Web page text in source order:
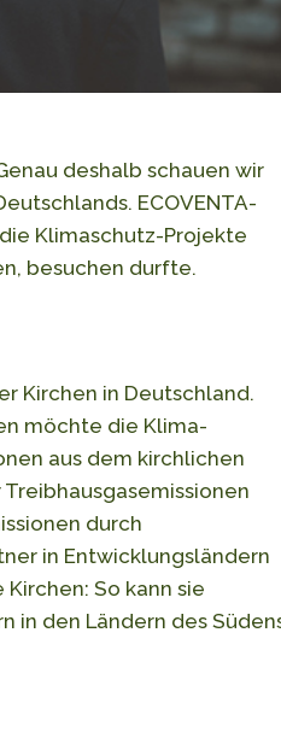
deshalb schauen wir
ECOVENTA-
Klimaschutz-Projekte
besuchen durfte.
Kirchen in Deutschland.
möchte die Klima-
aus dem kirchlichen
durch
in Entwicklungsländern
So kann sie
in den Ländern des